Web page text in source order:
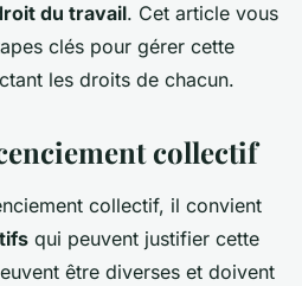
du travail. Cet article vous
clés pour gérer cette
les droits de chacun.
collectif
collectif, il convient
qui peuvent justifier cette
être diverses et doivent